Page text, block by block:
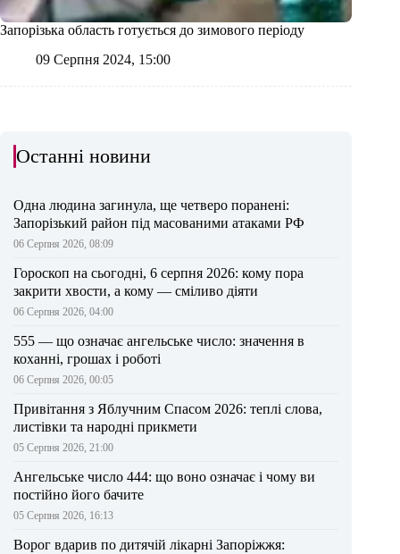
Запорізька область готується до зимового періоду
09 Серпня 2024, 15:00
Останні новини
Одна людина загинула, ще четверо поранені:
Запорізький район під масованими атаками РФ
06 Серпня 2026, 08:09
Гороскоп на сьогодні, 6 серпня 2026: кому пора
закрити хвости, а кому — сміливо діяти
06 Серпня 2026, 04:00
555 — що означає ангельське число: значення в
коханні, грошах і роботі
06 Серпня 2026, 00:05
Привітання з Яблучним Спасом 2026: теплі слова,
листівки та народні прикмети
05 Серпня 2026, 21:00
Ангельське число 444: що воно означає і чому ви
постійно його бачите
05 Серпня 2026, 16:13
Ворог вдарив по дитячій лікарні Запоріжжя: